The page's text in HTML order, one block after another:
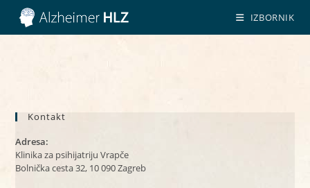
Preskoči
sadržaj
IZBORNIK
Kontakt
Adresa:
Klinika za psihijatriju Vrapče
Bolnička cesta 32, 10 090 Zagreb